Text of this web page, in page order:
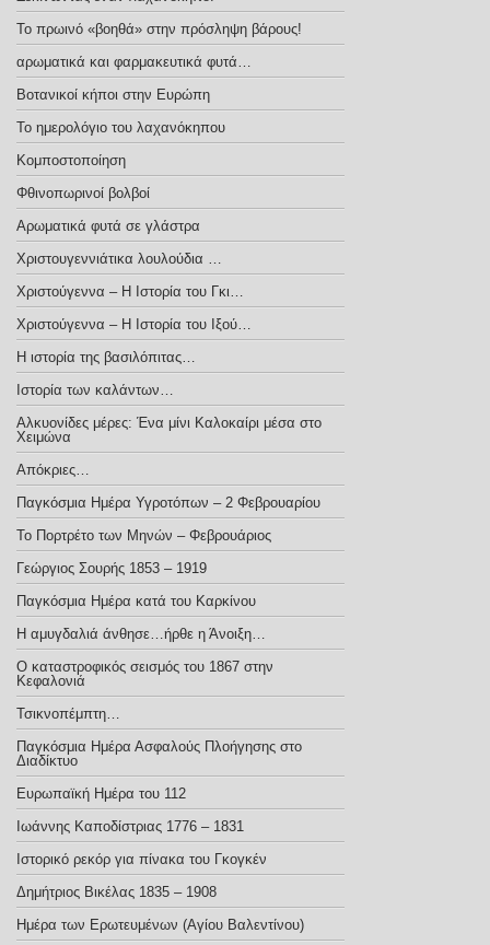
Το πρωινό «βοηθά» στην πρόσληψη βάρους!
αρωματικά και φαρμακευτικά φυτά…
Βοτανικοί κήποι στην Ευρώπη
Το ημερολόγιο του λαχανόκηπου
Κομποστοποίηση
Φθινοπωρινοί βολβοί
Αρωματικά φυτά σε γλάστρα
Χριστουγεννιάτικα λουλούδια …
Χριστούγεννα – H Iστορία του Γκι…
Χριστούγεννα – Η Ιστορία του Ιξού…
Η ιστορία της βασιλόπιτας…
Ιστορία των καλάντων…
Αλκυονίδες μέρες: Ένα μίνι Καλοκαίρι μέσα στο
Χειμώνα
Απόκριες…
Παγκόσμια Ημέρα Υγροτόπων – 2 Φεβρουαρίου
Το Πορτρέτο των Μηνών – Φεβρουάριος
Γεώργιος Σουρής 1853 – 1919
Παγκόσμια Ημέρα κατά του Καρκίνου
Η αμυγδαλιά άνθησε…ήρθε η Άνοιξη…
Ο καταστροφικός σεισμός του 1867 στην
Κεφαλονιά
Τσικνοπέμπτη…
Παγκόσμια Ημέρα Ασφαλούς Πλοήγησης στο
Διαδίκτυο
Ευρωπαϊκή Ημέρα του 112
Ιωάννης Καποδίστριας 1776 – 1831
Ιστορικό ρεκόρ για πίνακα του Γκογκέν
Δημήτριος Βικέλας 1835 – 1908
Ημέρα των Ερωτευμένων (Αγίου Βαλεντίνου)